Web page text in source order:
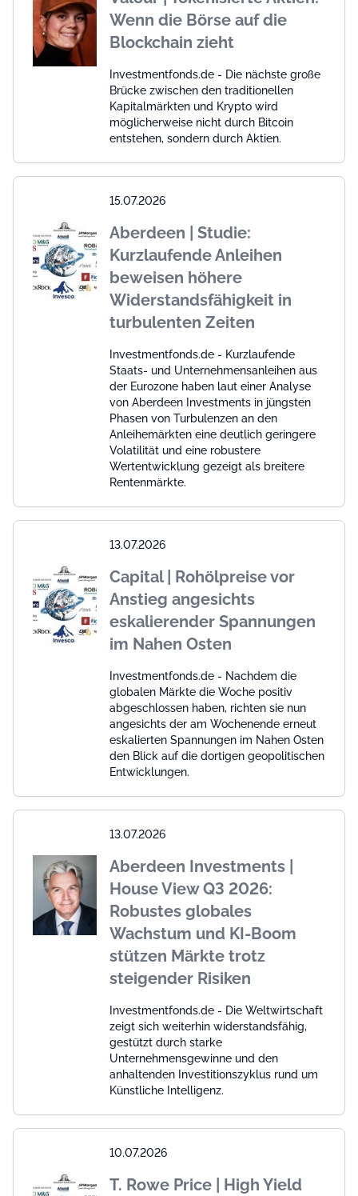
Wenn die Börse auf die
Blockchain zieht
Investmentfonds.de - Die nächste große
Brücke zwischen den traditionellen
Kapitalmärkten und Krypto wird
möglicherweise nicht durch Bitcoin
entstehen, sondern durch Aktien.
15.07.2026
Aberdeen | Studie:
Kurzlaufende Anleihen
beweisen höhere
Widerstandsfähigkeit in
turbulenten Zeiten
Investmentfonds.de - Kurzlaufende
Staats- und Unternehmensanleihen aus
der Eurozone haben laut einer Analyse
von Aberdeen Investments in jüngsten
Phasen von Turbulenzen an den
Anleihemärkten eine deutlich geringere
Volatilität und eine robustere
Wertentwicklung gezeigt als breitere
Rentenmärkte.
13.07.2026
Capital | Rohölpreise vor
Anstieg angesichts
eskalierender Spannungen
im Nahen Osten
Investmentfonds.de - Nachdem die
globalen Märkte die Woche positiv
abgeschlossen haben, richten sie nun
angesichts der am Wochenende erneut
eskalierten Spannungen im Nahen Osten
den Blick auf die dortigen geopolitischen
Entwicklungen.
13.07.2026
Aberdeen Investments |
House View Q3 2026:
Robustes globales
Wachstum und KI-Boom
stützen Märkte trotz
steigender Risiken
Investmentfonds.de - Die Weltwirtschaft
zeigt sich weiterhin widerstandsfähig,
gestützt durch starke
Unternehmensgewinne und den
anhaltenden Investitionszyklus rund um
Künstliche Intelligenz.
10.07.2026
T. Rowe Price | High Yield